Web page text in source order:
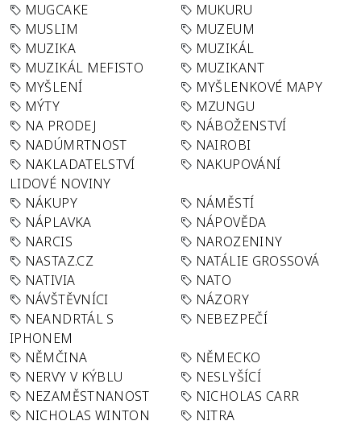
MUGCAKE
MUKURU
MUSLIM
MUZEUM
MUZIKA
MUZIKÁL
MUZIKÁL MEFISTO
MUZIKANT
MYŠLENÍ
MYŠLENKOVÉ MAPY
MÝTY
MZUNGU
NA PRODEJ
NÁBOŽENSTVÍ
NADÚMRTNOST
NAIROBI
NAKLADATELSTVÍ
LIDOVÉ NOVINY
NAKUPOVÁNÍ
NÁKUPY
NÁMĚSTÍ
NÁPLAVKA
NÁPOVĚDA
NARCIS
NAROZENINY
NASTAZ.CZ
NATÁLIE GROSSOVÁ
NATIVIA
NATO
NÁVŠTĚVNÍCI
NÁZORY
NEANDRTÁL S
IPHONEM
NEBEZPEČÍ
NĚMČINA
NĚMECKO
NERVY V KÝBLU
NESLYŠÍCÍ
NEZAMĚSTNANOST
NICHOLAS CARR
NICHOLAS WINTON
NITRA